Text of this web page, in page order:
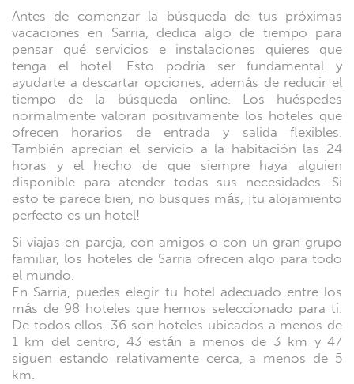
Antes de comenzar la búsqueda de tus próximas
vacaciones en Sarria, dedica algo de tiempo para
pensar qué servicios e instalaciones quieres que
tenga el hotel. Esto podría ser fundamental y
ayudarte a descartar opciones, además de reducir el
tiempo de la búsqueda online. Los huéspedes
normalmente valoran positivamente los hoteles que
ofrecen horarios de entrada y salida flexibles.
También aprecian el servicio a la habitación las 24
horas y el hecho de que siempre haya alguien
disponible para atender todas sus necesidades. Si
esto te parece bien, no busques más, ¡tu alojamiento
perfecto es un hotel!
Si viajas en pareja, con amigos o con un gran grupo
familiar, los hoteles de Sarria ofrecen algo para todo
el mundo.
En Sarria, puedes elegir tu hotel adecuado entre los
más de 98 hoteles que hemos seleccionado para ti.
De todos ellos, 36 son ​​hoteles ubicados a menos de
1 km del centro, 43 están a menos de 3 km y 47
siguen estando relativamente cerca, a menos de 5
km.